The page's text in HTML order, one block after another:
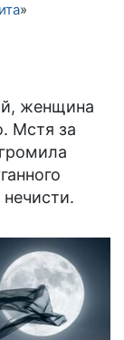
»
женщина
Мстя за